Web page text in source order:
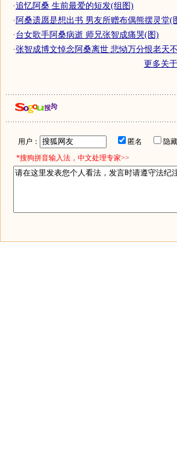
·追忆阿桑 生前最爱的短发(组图)
· 阿桑遗愿是想出书 男友所赠布偶熊摆灵堂(
·台女歌手阿桑病逝 师兄张智成痛哭(图)
·张智成博文悼念阿桑离世 悲恸万分恨老天
更多关于
用户： 匿名 隐
*搜狗拼音输入法，中文处理专家>>